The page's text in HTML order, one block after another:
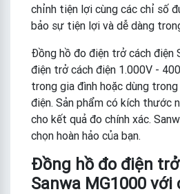
chỉnh tiện lợi cùng các chỉ số
bảo sự tiện lợi và dễ dàng
Đồng hồ đo điện trở cách điện
điện trở cách điện 1.000V -
trong gia đình hoặc dùng
điện. Sản phẩm có kích thước
cho kết quả đo chính xác.
chọn hoàn hảo của bạn.
Đồng hồ đo điện
Sanwa MG1000